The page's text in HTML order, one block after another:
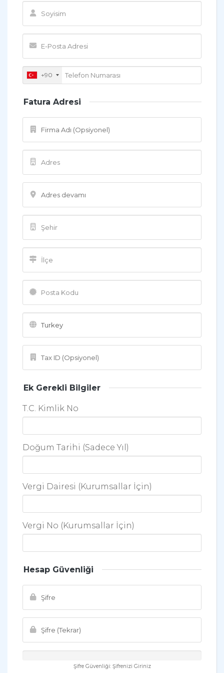
+90
Fatura Adresi
Ek Gerekli Bilgiler
T.C. Kimlik No
Doğum Tarihi (Sadece Yıl)
Vergi Dairesi (Kurumsallar İçin)
Vergi No (Kurumsallar İçin)
Hesap Güvenliği
Şifre Güvenliği: Şifrenizi Giriniz